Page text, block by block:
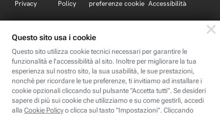
Privacy
Policy
preferenze cookie Accessibilità